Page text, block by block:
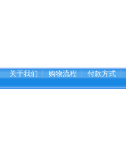
关于我们 ┆ 购物流程 ┆ 付款方式 ┆